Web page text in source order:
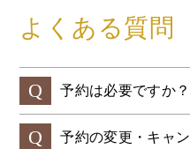
よくある質問
Q 予約は必要ですか？
Q 予約の変更・キャ